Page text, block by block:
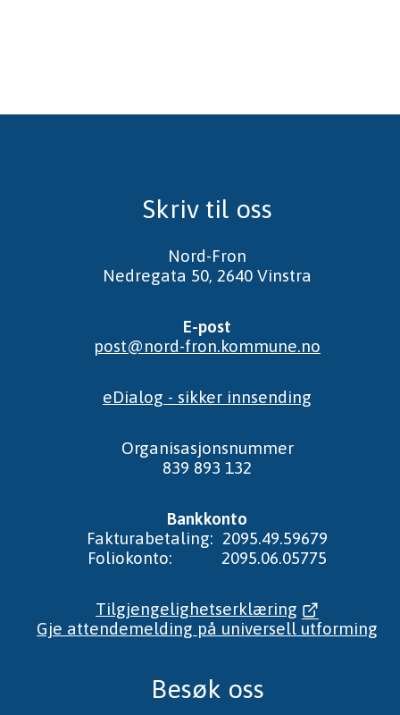
Skriv til oss
Nord-Fron
Nedregata 50, 2640 Vinstra
E-post
post@nord-fron.kommune.no
eDialog - sikker innsending
Organisasjonsnummer
839 893 132
Bankkonto
Fakturabetaling: 2095.49.59679
Foliokonto: 2095.06.05775
Tilgjengelighetserklæring
Gje attendemelding på universell utforming
Besøk oss